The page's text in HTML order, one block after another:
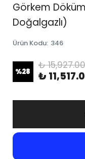
Görkem
Doğalgazlı)
Ürün Kodu: 346
%28
₺ 15,927.00
₺